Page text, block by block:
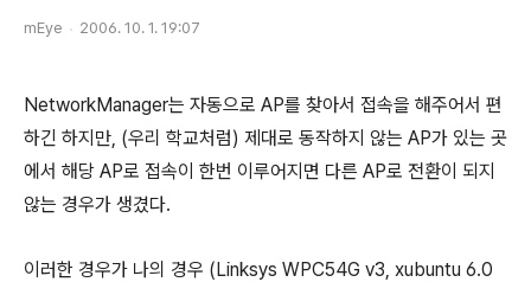
mEye 2006. 10. 1. 19:07
NetworkManager는 자동으로 AP를 찾아서 접속을 해주어서 편
하긴 하지만, (우리 학교처럼) 제대로 동작하지 않는 AP가 있는 곳
에서 해당 AP로 접속이 한번 이루어지면 다른 AP로 전환이 되지
않는 경우가 생겼다.
이러한 경우가 나의 경우 (Linksys WPC54G v3, xubuntu 6.0